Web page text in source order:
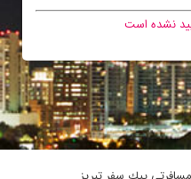
نشده است